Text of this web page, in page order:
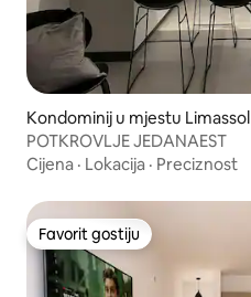
Kondominij u mjestu Limassol
POTKROVLJE JEDANAEST
Cijena · Lokacija · Preciznost
Favorit gostiju
Favorit gostiju